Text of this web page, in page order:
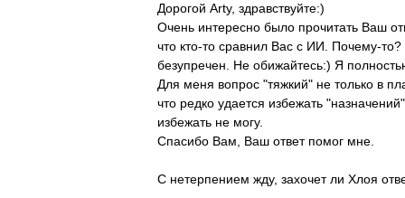
Дорогой Arty, здравствуйте:)
Очень интересно было прочитать Ваш
что кто-то сравнил Вас с ИИ. Почему-
безупречен. Не обижайтесь:) Я
Для меня вопрос "тяжкий" не только в
что редко удается избежать
избежать не могу.
Спасибо Вам, Ваш ответ помог мне.
С нетерпением жду, захочет ли Хлоя